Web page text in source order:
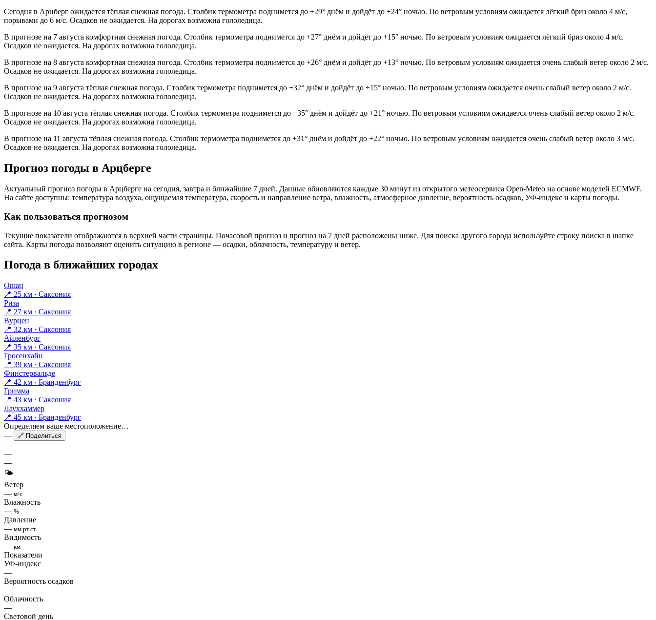
Сегодня в Арцберг ожидается тёплая снежная погода. Столбик термометра поднимется до +29° днём и дойдёт до +24° ночью. По ветровым условиям ожидается лёгкий бриз около 4 м/с,
порывами до 6 м/с. Осадков не ожидается. На дорогах возможна гололедица.
В прогнозе на 7 августа комфортная снежная погода. Столбик термометра поднимется до +27° днём и дойдёт до +15° ночью. По ветровым условиям ожидается лёгкий бриз около 4 м/с.
Осадков не ожидается. На дорогах возможна гололедица.
В прогнозе на 8 августа комфортная снежная погода. Столбик термометра поднимется до +26° днём и дойдёт до +13° ночью. По ветровым условиям ожидается очень слабый ветер около 2 м/с.
Осадков не ожидается. На дорогах возможна гололедица.
В прогнозе на 9 августа тёплая снежная погода. Столбик термометра поднимется до +32° днём и дойдёт до +15° ночью. По ветровым условиям ожидается очень слабый ветер около 2 м/с.
Осадков не ожидается. На дорогах возможна гололедица.
В прогнозе на 10 августа тёплая снежная погода. Столбик термометра поднимется до +35° днём и дойдёт до +21° ночью. По ветровым условиям ожидается очень слабый ветер около 2 м/с.
Осадков не ожидается. На дорогах возможна гололедица.
В прогнозе на 11 августа тёплая снежная погода. Столбик термометра поднимется до +31° днём и дойдёт до +22° ночью. По ветровым условиям ожидается очень слабый ветер около 3 м/с.
Осадков не ожидается. На дорогах возможна гололедица.
Прогноз погоды в Арцберге
Актуальный прогноз погоды в Арцберге на сегодня, завтра и ближайшие 7 дней. Данные обновляются каждые 30 минут из открытого метеосервиса Open-Meteo на основе моделей ECMWF.
На сайте доступны: температура воздуха, ощущаемая температура, скорость и направление ветра, влажность, атмосферное давление, вероятность осадков, УФ-индекс и карты погоды.
Как пользоваться прогнозом
Текущие показатели отображаются в верхней части страницы. Почасовой прогноз и прогноз на 7 дней расположены ниже. Для поиска другого города используйте строку поиска в шапке
сайта. Карты погоды позволяют оценить ситуацию в регионе — осадки, облачность, температуру и ветер.
Погода в ближайших городах
Ошац
📍 25 км · Саксония
Риза
📍 27 км · Саксония
Вурцен
📍 32 км · Саксония
Айленбург
📍 35 км · Саксония
Гросенхайн
📍 39 км · Саксония
Финстервальде
📍 42 км · Бранденбург
Гримма
📍 43 км · Саксония
Лауххаммер
📍 45 км · Бранденбург
Определяем ваше местоположение…
—
🔗 Поделиться
—
—
—
🌤
Ветер
— м/с
Влажность
— %
Давление
— мм рт.ст.
Видимость
— км
Показатели
УФ-индекс
—
Вероятность осадков
—
Облачность
—
Световой день